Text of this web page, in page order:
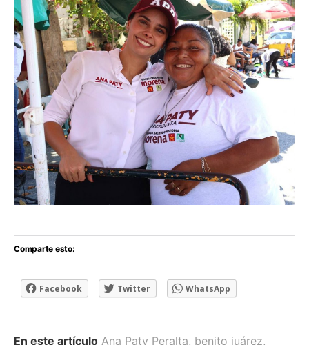
Comparte esto:
Facebook Twitter WhatsApp
En este artículo Ana Paty Peralta, benito juárez,